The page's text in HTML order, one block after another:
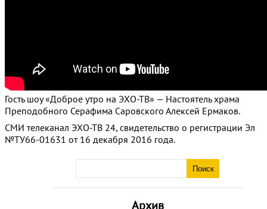
Архив
Гость шоу «Доброе утро на ЭХО-ТВ» — Настоятель храма
Преподобного Серафима Саровского Алексей Ермаков.
СМИ телеканал ЭХО-ТВ 24, свидетельство о регистрации Эл
№ТУ66-01631 от 16 декабря 2016 года.